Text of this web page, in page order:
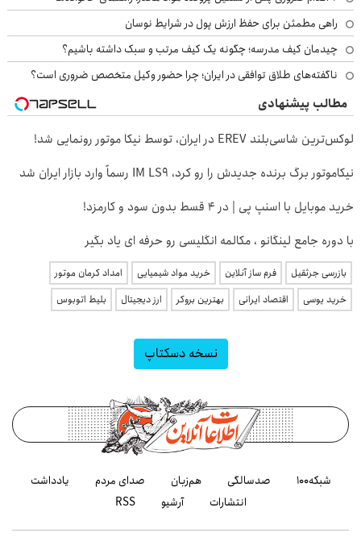
راهی مطمئن برای حفظ ارزش پول در شرایط نوسان
چیدمان کیف مدرسه؛ چگونه یک کیف مرتب و سبک داشته باشیم؟
ناگفته‌های طلاق توافقی در ایران؛ چرا حضور وکیل متخصص ضروری است؟
مطالب پیشنهادی
لوکس‌ترین شاسی‌بلند EREV در ایران، توسط نیکا موتور رونمایی شد!
نیکاموتور برگ برنده جدیدش را رو کرد، IM LS9 رسماً وارد بازار ایران شد
خرید موبایل با اسنپ پی | در ۴ قسط بدون سود و کارمزد!
با دوره جامع لینگانو ، مکالمه انگلیسی رو حرفه ای یاد بگیر
بازرسی جرثقیل فرم ساز آنلاین خرید مواد شیمیایی
امداد کرمان موتور
خرید یوسی
اقتصاد ایرانی بهترین بروکر ارز دیجیتال بلیط اتوبوس
نسخه دسکتاپ
شبکه۱۰۰ صدسالگی هم‌زبان صدای مردم
یادداشت
انتشارات
آرشیو RSS